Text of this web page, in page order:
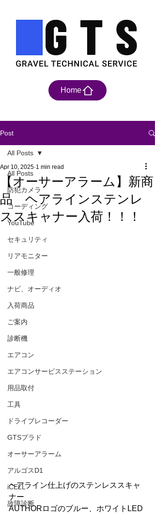
Home
Post
All Posts
防犯カメラ
コーディング
YouTube
セキュリティ
リアモニター
一般修理
ナビ、オーディオ
入荷商品
ご案内
診断機
エアコン
エアコンサービスステーション
用品取付
工具
ドライブレコーダー
GTSプラド
オーサーアラーム
アルゴスD1
iCELL
故障診断
All Posts
【オーサーアラーム】新商
品 ヘアラインステンレ
ススキャナー入荷！！！
Apr 10, 2025 1 min read
ヘアライン仕上げのステンレススキャ
ナー
AUTHORロゴのブルー、ホワイトLED